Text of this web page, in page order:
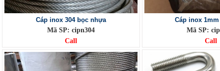
Cáp inox 304 bọc nhựa
Mã SP: cipn304
Call
Cáp inox
Mã SP:
Call